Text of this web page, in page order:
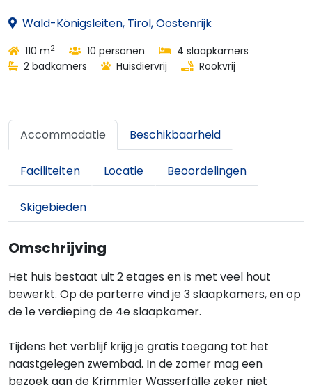
Wald-Königsleiten, Tirol, Oostenrijk
110 m2 10 personen
4 slaapkamers
2 badkamers
Huisdiervrij Rookvrij
Accommodatie Beschikbaarheid
Faciliteiten Locatie Beoordelingen
Skigebieden
Omschrijving
Het huis bestaat uit 2 etages en is met veel hout
bewerkt. Op de parterre vind je 3 slaapkamers, en op
de 1e verdieping de 4e slaapkamer.
Tijdens het verblijf krijg je gratis toegang tot het
naastgelegen zwembad. In de zomer mag een
bezoek aan de Krimmler Wasserfälle zeker niet